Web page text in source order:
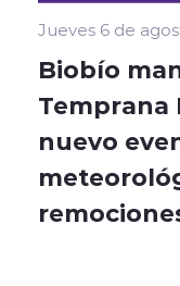
Jueves 6 de
Biobío
Temprana
nuevo